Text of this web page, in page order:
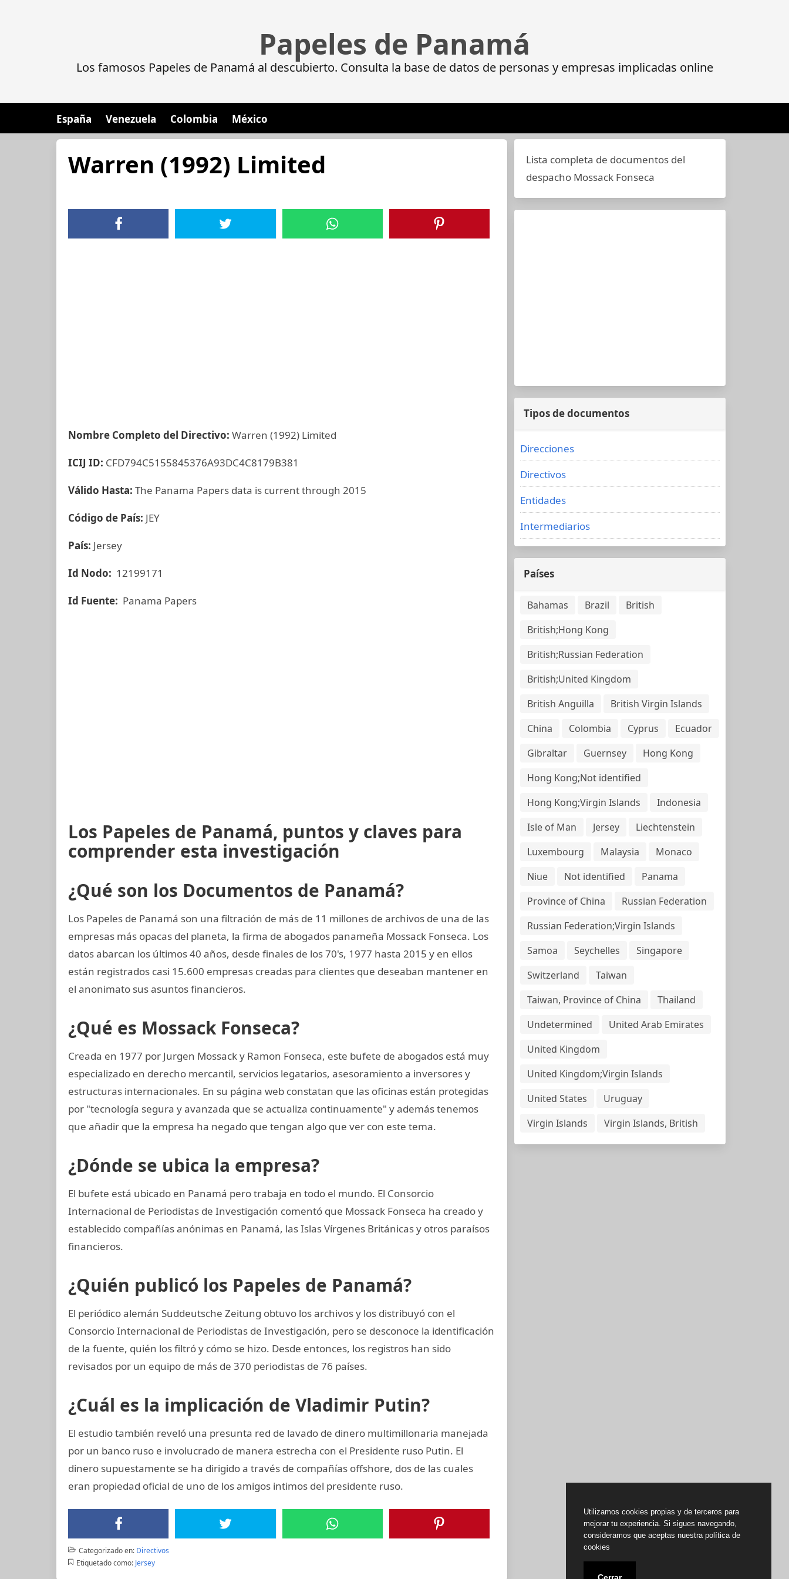
Papeles de Panamá
Los famosos Papeles de Panamá al descubierto. Consulta la base de datos de personas y empresas implicadas online
España Venezuela Colombia México
Warren (1992) Limited
Nombre Completo del Directivo: Warren (1992) Limited
ICIJ ID: CFD794C5155845376A93DC4C8179B381
Válido Hasta: The Panama Papers data is current through 2015
Código de País: JEY
País: Jersey
Id Nodo: 12199171
Id Fuente: Panama Papers
Los Papeles de Panamá, puntos y claves para
comprender esta investigación
¿Qué son los Documentos de Panamá?
Los Papeles de Panamá son una filtración de más de 11 millones de archivos de una de las
empresas más opacas del planeta, la firma de abogados panameña Mossack Fonseca. Los
datos abarcan los últimos 40 años, desde finales de los 70's, 1977 hasta 2015 y en ellos
están registrados casi 15.600 empresas creadas para clientes que deseaban mantener en
el anonimato sus asuntos financieros.
¿Qué es Mossack Fonseca?
Creada en 1977 por Jurgen Mossack y Ramon Fonseca, este bufete de abogados está muy
especializado en derecho mercantil, servicios legatarios, asesoramiento a inversores y
estructuras internacionales. En su página web constatan que las oficinas están protegidas
por "tecnología segura y avanzada que se actualiza continuamente" y además tenemos
que añadir que la empresa ha negado que tengan algo que ver con este tema.
¿Dónde se ubica la empresa?
El bufete está ubicado en Panamá pero trabaja en todo el mundo. El Consorcio
Internacional de Periodistas de Investigación comentó que Mossack Fonseca ha creado y
establecido compañías anónimas en Panamá, las Islas Vírgenes Británicas y otros paraísos
financieros.
¿Quién publicó los Papeles de Panamá?
El periódico alemán Suddeutsche Zeitung obtuvo los archivos y los distribuyó con el
Consorcio Internacional de Periodistas de Investigación, pero se desconoce la identificación
de la fuente, quién los filtró y cómo se hizo. Desde entonces, los registros han sido
revisados por un equipo de más de 370 periodistas de 76 países.
¿Cuál es la implicación de Vladimir Putin?
El estudio también reveló una presunta red de lavado de dinero multimillonaria manejada
por un banco ruso e involucrado de manera estrecha con el Presidente ruso Putin. El
dinero supuestamente se ha dirigido a través de compañías offshore, dos de las cuales
eran propiedad oficial de uno de los amigos intimos del presidente ruso.
Categorizado en: Directivos
Etiquetado como: Jersey
Lista completa de documentos del
despacho Mossack Fonseca
Tipos de documentos
Direcciones
Directivos
Entidades
Intermediarios
Países
Bahamas Brazil
British
British;Hong Kong
British;Russian Federation
British;United Kingdom
British Anguilla
British Virgin Islands
China
Colombia Cyprus
Ecuador
Gibraltar
Guernsey
Hong Kong
Hong Kong;Not identified
Hong Kong;Virgin Islands
Indonesia
Isle of Man
Jersey
Liechtenstein
Luxembourg
Malaysia
Monaco
Niue
Not identified
Panama
Province of China
Russian Federation
Russian Federation;Virgin Islands
Samoa
Seychelles
Singapore
Switzerland
Taiwan
Taiwan, Province of China
Thailand
Undetermined
United Arab Emirates
United Kingdom
United Kingdom;Virgin Islands
United States
Uruguay
Virgin Islands
Virgin Islands, British
Utilizamos cookies propias y de terceros para
mejorar tu experiencia. Si sigues navegando,
consideramos que aceptas nuestra política de
cookies